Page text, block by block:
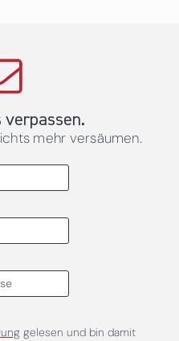
verpassen.
mehr versäumen.
gelesen und bin damit